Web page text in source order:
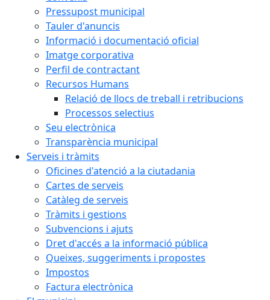
Pressupost municipal
Tauler d'anuncis
Informació i documentació oficial
Imatge corporativa
Perfil de contractant
Recursos Humans
Relació de llocs de treball i retribucions
Processos selectius
Seu electrònica
Transparència municipal
Serveis i tràmits
Oficines d'atenció a la ciutadania
Cartes de serveis
Catàleg de serveis
Tràmits i gestions
Subvencions i ajuts
Dret d'accés a la informació pública
Queixes, suggeriments i propostes
Impostos
Factura electrònica